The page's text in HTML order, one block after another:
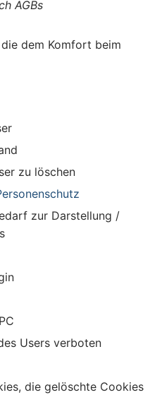
AGBs
dem Komfort beim
zu löschen
zur Darstellung /
Users verboten
die gelöschte Cookies